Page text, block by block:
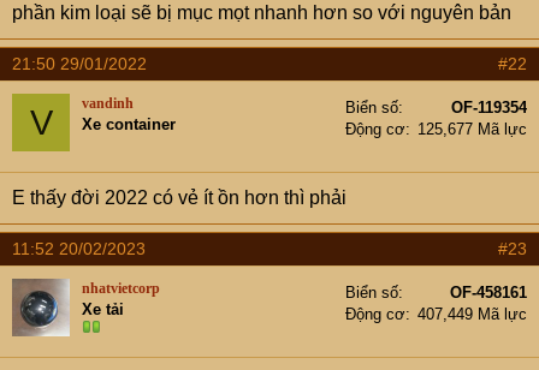
phần kim loại sẽ bị mục mọt nhanh hơn so với nguyên bản
21:50 29/01/2022 #22
V vandinh
Xe container
Biển số
OF-119354
Động cơ
125,677 Mã lực
E thấy đời 2022 có vẻ ít ồn hơn thì phải
11:52 20/02/2023 #23
nhatvietcorp
Xe tải
Biển số
OF-458161
Động cơ
407,449 Mã lực